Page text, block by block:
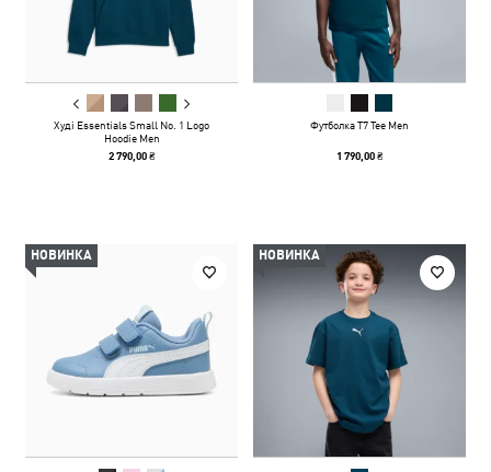
Худі Essentials Small No. 1 Logo
Hoodie Men
2 790,00 ₴
Футболка T7 Tee Men
1 790,00 ₴
НОВИНКА НОВИНКА